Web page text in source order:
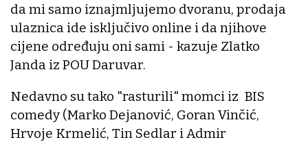
da mi samo iznajmljujemo dvoranu, prodaja
ulaznica ide isključivo online i da njihove
cijene određuju oni sami - kazuje Zlatko
Janda iz POU Daruvar.
Nedavno su tako "rasturili" momci iz BIS
comedy (Marko Dejanović, Goran Vinčić,
Hrvoje Krmelić, Tin Sedlar i Admir